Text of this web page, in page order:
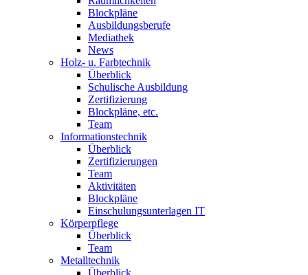
Blockpläne
Ausbildungsberufe
Mediathek
News
Holz- u. Farbtechnik
Überblick
Schulische Ausbildung
Zertifizierung
Blockpläne, etc.
Team
Informationstechnik
Überblick
Zertifizierungen
Team
Aktivitäten
Blockpläne
Einschulungsunterlagen IT
Körperpflege
Überblick
Team
Metalltechnik
Überblick